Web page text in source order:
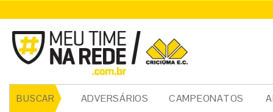
BUSCAR ADVERSÁRIOS CAMPEONATOS